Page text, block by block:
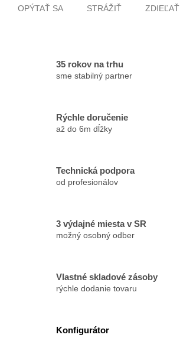
OPÝTAŤ SA STRÁŽIŤ ZDIEĽAŤ
35 rokov na trhu
sme stabilný partner
Rýchle doručenie
až do 6m dĺžky
Technická podpora
od profesionálov
3 výdajné miesta v SR
možný osobný odber
Vlastné skladové zásoby
rýchle dodanie tovaru
Konfigurátor